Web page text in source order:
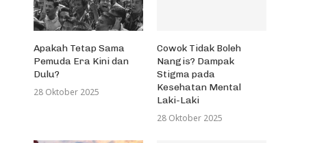
Apakah Tetap Sama
Pemuda Era Kini dan
Dulu?
28 Oktober 2025
Cowok Tidak Boleh
Nangis? Dampak
Stigma pada
Kesehatan Mental
Laki-Laki
28 Oktober 2025